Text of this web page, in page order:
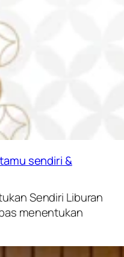
sendiri &
Sendiri Liburan
menentukan